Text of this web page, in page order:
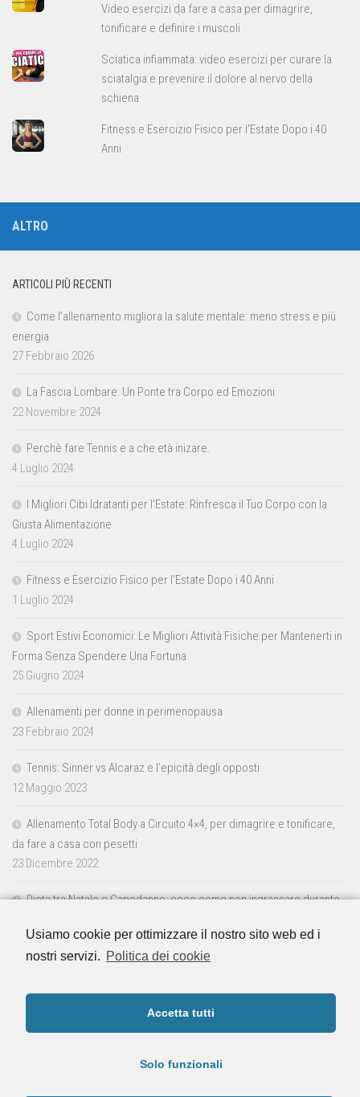
Usiamo cookie per ottimizzare il nostro sito web ed i
nostri servizi. Politica dei cookie
Accetta tutti
Solo funzionali
Video esercizi da fare a casa per dimagrire,
tonificare e definire i muscoli
Sciatica infiammata: video esercizi per curare la
sciatalgia e prevenire il dolore al nervo della
schiena
Fitness e Esercizio Fisico per l'Estate Dopo i 40
Anni
ALTRO
ARTICOLI PIÙ RECENTI
Come l’allenamento migliora la salute mentale: meno stress e più
energia
27 Febbraio 2026
La Fascia Lombare: Un Ponte tra Corpo ed Emozioni
22 Novembre 2024
Perchè fare Tennis e a che età inizare.
4 Luglio 2024
I Migliori Cibi Idratanti per l’Estate: Rinfresca il Tuo Corpo con la
Giusta Alimentazione
4 Luglio 2024
Fitness e Esercizio Fisico per l’Estate Dopo i 40 Anni
1 Luglio 2024
Sport Estivi Economici: Le Migliori Attività Fisiche per Mantenerti in
Forma Senza Spendere Una Fortuna
25 Giugno 2024
Allenamenti per donne in perimenopausa
23 Febbraio 2024
Tennis: Sinner vs Alcaraz e l’epicità degli opposti
12 Maggio 2023
Allenamento Total Body a Circuito 4×4, per dimagrire e tonificare,
da fare a casa con pesetti
23 Dicembre 2022
Dieta tra Natale e Capodanno: ecco come non ingrassare durante
23 Dicembre 2022